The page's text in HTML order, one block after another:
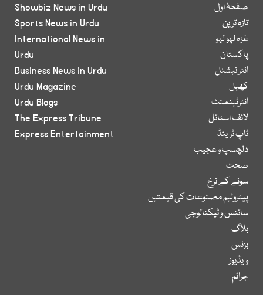
صفحۂ اول
تازہ ترین
غزہ لہو لہو
پاکستان
انٹر نیشنل
کھیل
انٹرٹینمنٹ
لائف اسٹائل
ٹاپ ٹرینڈ
دلچسپ و عجیب
صحت
سونے کے نرخ
پیٹرولیم مصنوعات کی قیمتیں
سائنس و ٹیکنالوجی
بلاگ
بزنس
ویڈیوز
جرائم
Showbiz News in Urdu
Sports News in Urdu
International News in
Urdu
Business News in Urdu
Urdu Magazine
Urdu Blogs
The Express Tribune
Express Entertainment